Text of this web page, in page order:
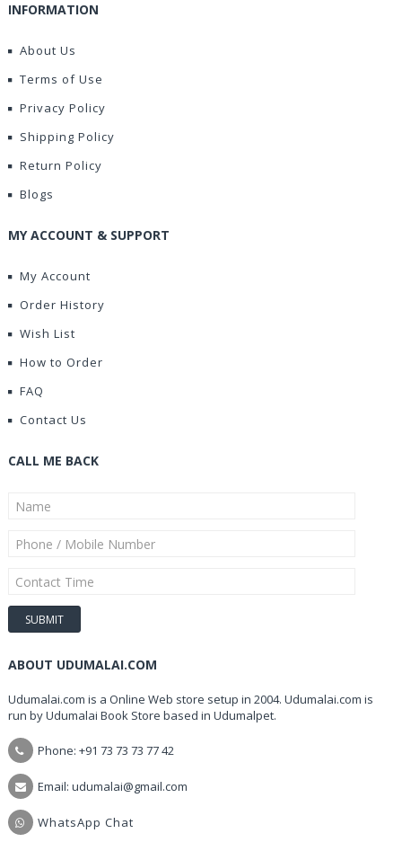
INFORMATION
About Us
Terms of Use
Privacy Policy
Shipping Policy
Return Policy
Blogs
MY ACCOUNT & SUPPORT
My Account
Order History
Wish List
How to Order
FAQ
Contact Us
CALL ME BACK
ABOUT UDUMALAI.COM
Udumalai.com is a Online Web store setup in 2004. Udumalai.com is
run by Udumalai Book Store based in Udumalpet.
Phone: +91 73 73 73 77 42
Email: udumalai@gmail.com
WhatsApp Chat